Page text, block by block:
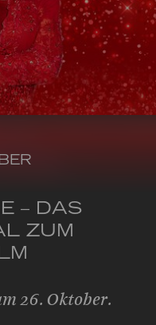
– DAS
ZUM
26. Oktober.